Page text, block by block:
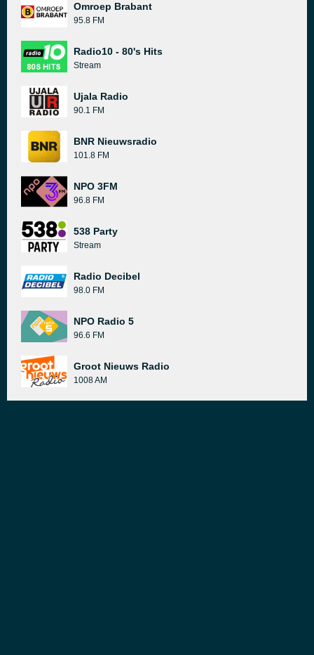
Omroep Brabant
95.8 FM
Radio10 - 80's Hits
Stream
Ujala Radio
90.1 FM
BNR Nieuwsradio
101.8 FM
NPO 3FM
96.8 FM
538 Party
Stream
Radio Decibel
98.0 FM
NPO Radio 5
96.6 FM
Groot Nieuws Radio
1008 AM